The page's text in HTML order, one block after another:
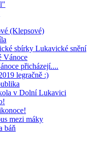
(Klepsové)
sbírky Lukavické snění
Vánoce
přicházejí....
legračně :)
v Dolní Lukavici
mezi máky
báň